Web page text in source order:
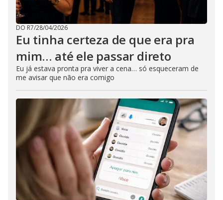
DO R7/28/04/2026
Eu tinha certeza de que era pra
mim… até ele passar direto
Eu já estava pronta pra viver a cena… só esqueceram de
me avisar que não era comigo